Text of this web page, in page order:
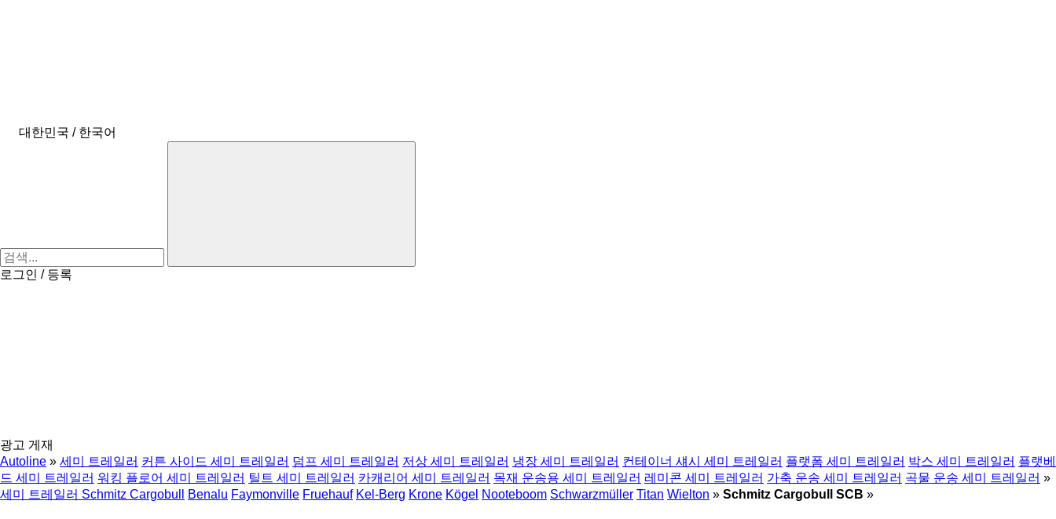
대한민국 / 한국어
로그인 / 등록
광고 게재
Autoline » 세미 트레일러 커튼 사이드 세미 트레일러 덤프 세미 트레일러 저상 세미 트레일러 냉장 세미 트레일러 컨테이너 섀시 세미 트레일러 플랫폼 세미 트레일러 박스 세미 트레일러 플랫베
드 세미 트레일러 워킹 플로어 세미 트레일러 틸트 세미 트레일러 카캐리어 세미 트레일러 목재 운송용 세미 트레일러 레미콘 세미 트레일러 가축 운송 세미 트레일러 곡물 운송 세미 트레일러 »
세미 트레일러 Schmitz Cargobull
Benalu Faymonville Fruehauf Kel-Berg Krone Kögel Nooteboom Schwarzmüller Titan Wielton » Schmitz Cargobull SCB »